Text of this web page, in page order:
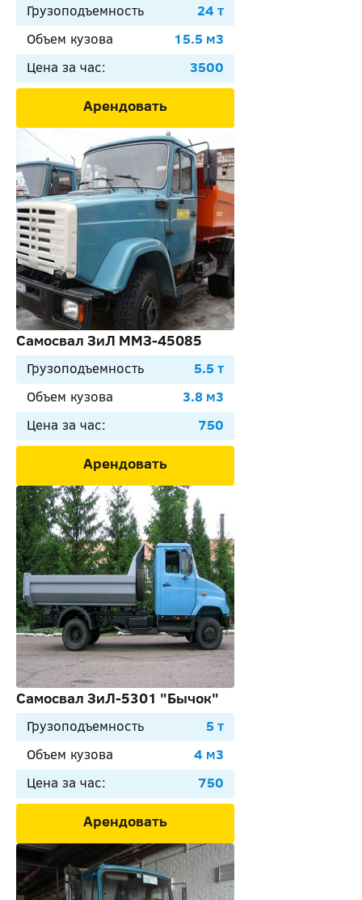
Грузоподъемность
24 т
Объем кузова
15.5 м3
Цена за час:
3500
Арендовать
Самосвал ЗиЛ ММЗ-45085
Грузоподъемность
5.5 т
Объем кузова
3.8 м3
Цена за час:
750
Арендовать
Самосвал ЗиЛ-5301 "Бычок"
Грузоподъемность
5 т
Объем кузова
4 м3
Цена за час:
750
Арендовать